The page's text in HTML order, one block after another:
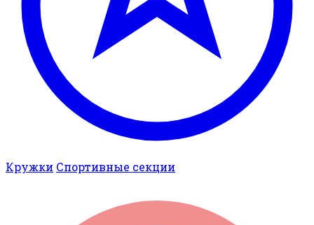
Кружки Спортивные секции